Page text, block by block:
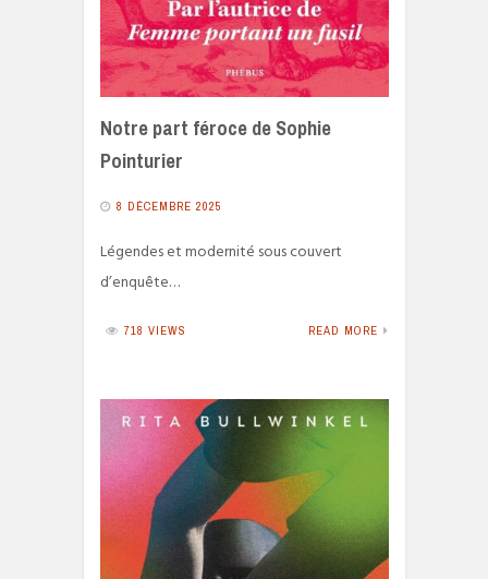
Notre part féroce de Sophie
Pointurier
8 DÉCEMBRE 2025
Légendes et modernité sous couvert
d’enquête…
718 VIEWS READ MORE